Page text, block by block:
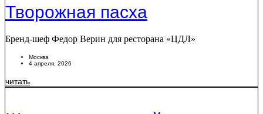
Творожная пасха
Бренд-шеф Федор Верин для ресторана «ЦДЛ»
Москва
4 апреля, 2026
читать